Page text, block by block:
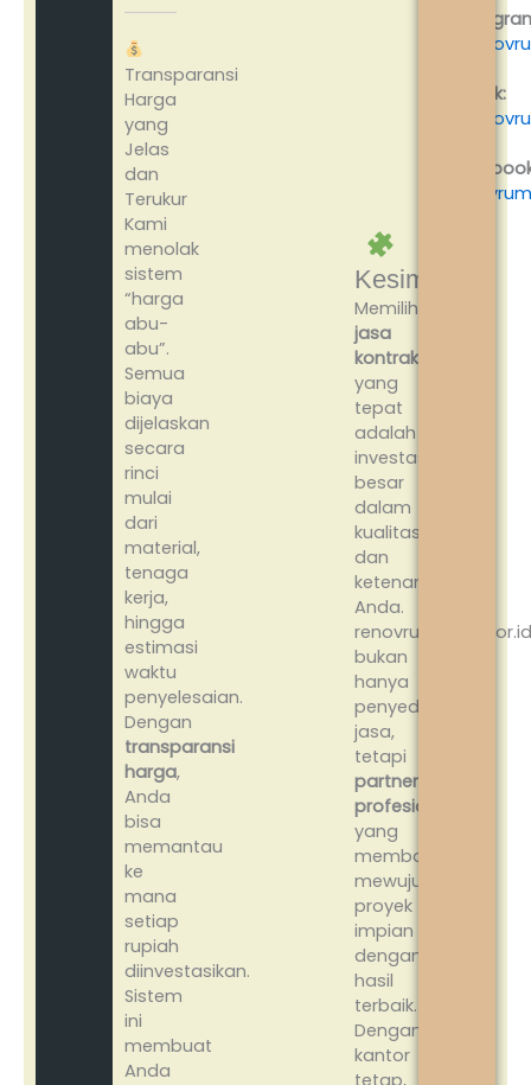
Transparansi
Harga
yang
Jelas
dan
Terukur
Kami
menolak
sistem
“harga
abu-
abu”.
Semua
biaya
dijelaskan
secara
rinci
mulai
dari
material,
tenaga
kerja,
hingga
estimasi
waktu
penyelesaian.
Dengan
transparansi
harga,
Anda
bisa
memantau
ke
mana
setiap
rupiah
diinvestasikan.
Sistem
ini
membuat
Anda
TikTok:
Kesimpulan
Memilih
jasa
kontraktor
yang
tepat
adalah
investasi
besar
dalam
kualitas
dan
ketenangan
Anda.
renovrumahbogor.id
bukan
hanya
penyedia
jasa,
tetapi
partner
profesional
yang
membantu
mewujudkan
proyek
impian
dengan
hasil
terbaik.
Dengan
kantor
tetap,